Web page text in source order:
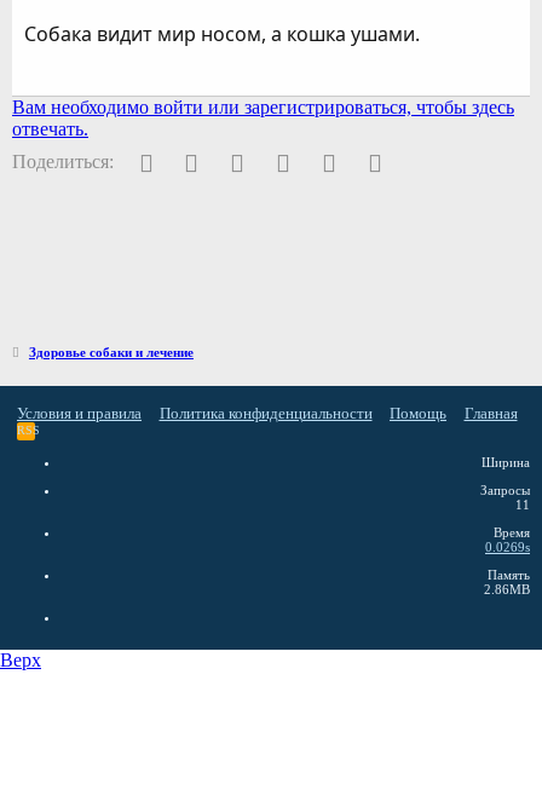
Собака видит мир носом, а кошка ушами.
Вам необходимо войти или зарегистрироваться, чтобы здесь
отвечать.
Поделиться:
FacebookTwitter PinterestWhatsAppЭлектронная почта
Здоровье собаки и лечение
Условия и правила Политика конфиденциальности Помощь Главная
RSS
Ширина
Запросы
11
Время
0.0269s
Память
2.86MB
Верх